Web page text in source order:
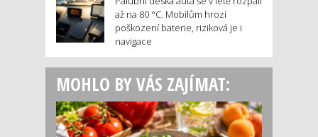
až na 80 °C. Mobilům hrozí
poškození baterie, riziková je i
navigace
MOHLO BY VÁS ZAJÍMAT: